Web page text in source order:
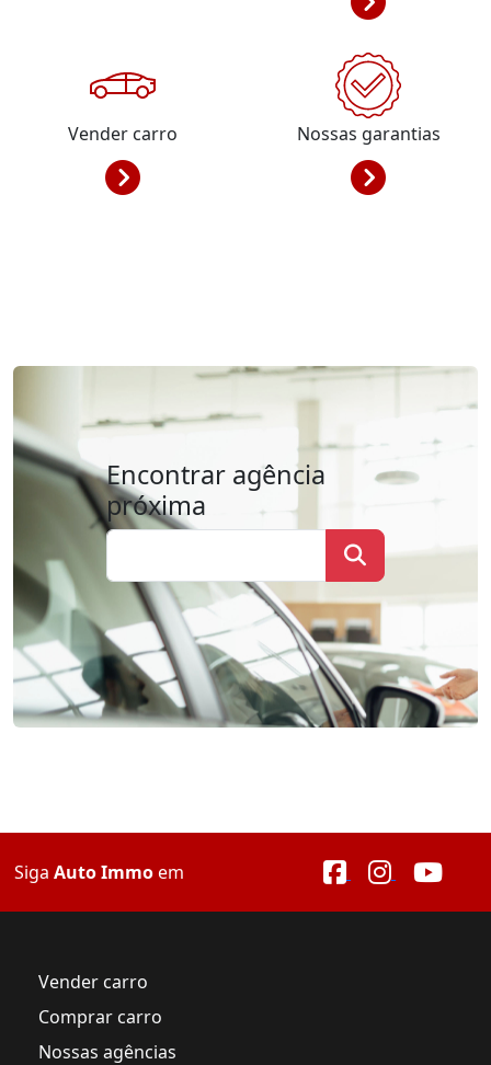
Vender carro Nossas garantias
Encontrar agência
próxima
Siga Auto Immoem
Vender carro
Comprar carro
Nossas agências